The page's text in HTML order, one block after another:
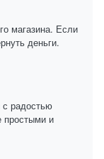
магазина. Если
деньги.
с радостью
простыми и